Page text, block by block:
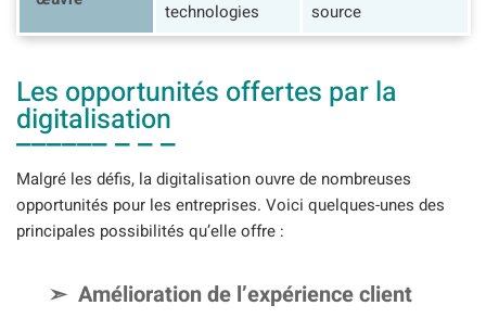
technologies
source
Les opportunités offertes par la
digitalisation
Malgré les défis, la digitalisation ouvre de nombreuses
opportunités pour les entreprises. Voici quelques-unes des
principales possibilités qu’elle offre :
Amélioration de l’expérience client